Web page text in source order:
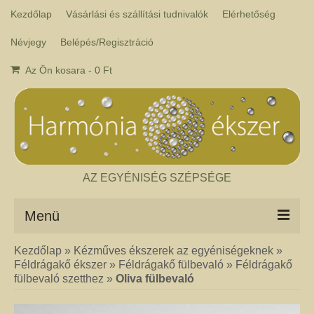
Kezdőlap Vásárlási és szállítási tudnivalók Elérhetőség
Névjegy Belépés/Regisztráció
Az Ön kosara - 0 Ft
AZ EGYÉNISÉG SZÉPSÉGE
Menü
Csakra ékszer
A kézműves csakra ékszer ásványai tulajdonképpen gyógyító kövek, amelyek
a népi hagyományok szerint segítik a csakrák harmónikus működését. Az
Kezdőlap » Kézműves ékszerek az egyéniségeknek »
Féldrágakő ékszer » Féldrágakő fülbevaló » Féldrágakő
fülbevaló szetthez » Oliva fülbevaló